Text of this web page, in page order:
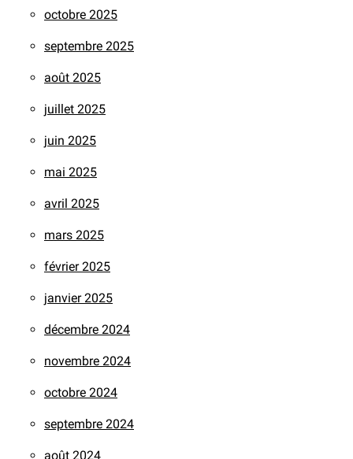
octobre 2025
septembre 2025
août 2025
juillet 2025
juin 2025
mai 2025
avril 2025
mars 2025
février 2025
janvier 2025
décembre 2024
novembre 2024
octobre 2024
septembre 2024
août 2024